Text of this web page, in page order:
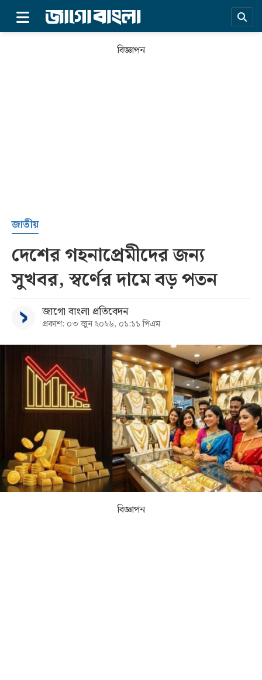
সর্বশেষ
সব
বিভাগ
আর্কাইভ
বিজ্ঞাপন
জাতীয়
দেশের গহনাপ্রেমীদের জন্য
সুখবর, স্বর্ণের দামে বড় পতন
জাগো বাংলা প্রতিবেদন
প্রকাশ: ০৩ জুন ২০২৬, ০১:১১ পিএম
বিজ্ঞাপন